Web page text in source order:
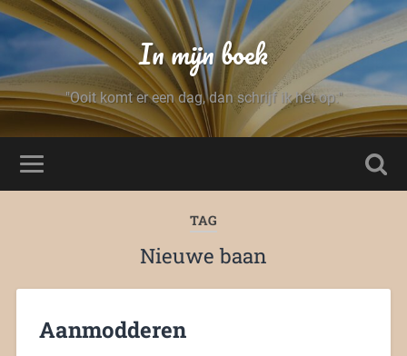
In mijn boek
"Ooit komt er een dag, dan schrijf ik het op."
TAG
Nieuwe baan
Aanmodderen